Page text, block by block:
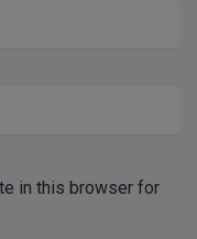
in this browser for